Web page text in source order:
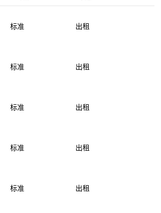
标准 出租
标准 出租
标准 出租
标准 出租
标准 出租